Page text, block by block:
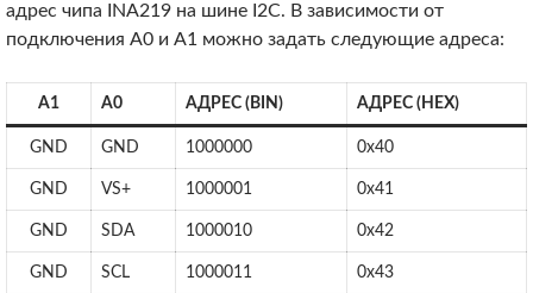
адрес чипа INA219 на шине I2C. В зависимости от
подключения А0 и А1 можно задать следующие адреса:
A1 A0 АДРЕС (BIN) АДРЕС (HEX)
GND GND 1000000 0x40
GND VS+ 1000001 0x41
GND SDA 1000010 0x42
GND SCL 1000011 0x43